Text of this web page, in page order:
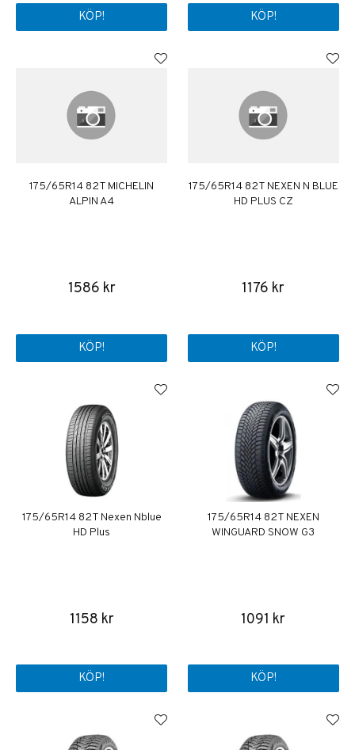
KÖP! KÖP!
175/65R14 82T MICHELIN
ALPIN A4
1586 kr
KÖP!
175/65R14 82T NEXEN N BLUE
HD PLUS CZ
1176 kr
KÖP!
175/65R14 82T Nexen Nblue
HD Plus
1158 kr
KÖP!
175/65R14 82T NEXEN
WINGUARD SNOW G3
1091 kr
KÖP!